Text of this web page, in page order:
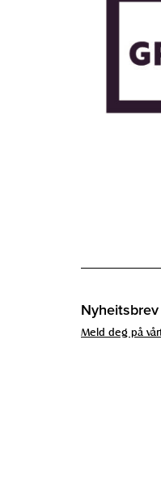
Nyheitsbrev
Meld deg på